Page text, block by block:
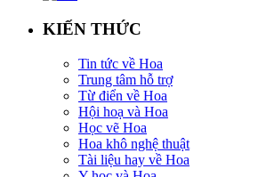
KIẾN THỨC
Tin tức về Hoa
Trung tâm hỗ trợ
Từ điển về Hoa
Hội hoạ và Hoa
Học vẽ Hoa
Hoa khô nghệ thuật
Tài liệu hay về Hoa